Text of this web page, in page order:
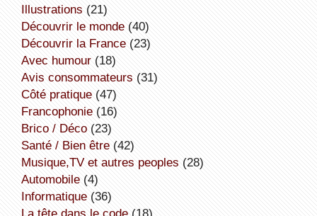
illustrations (21)
découvrir le monde(40)
découvrir la France(23)
avec humour(18)
avis consommateurs (31)
côté pratique(47)
Francophonie(16)
Brico / Déco(23)
Santé / Bien être(42)
Musique,TV et autres peoples (28)
Automobile(4)
informatique(36)
la tête dans le code(18)